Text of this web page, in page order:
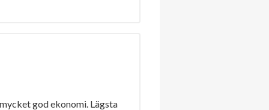
god ekonomi. Lägsta